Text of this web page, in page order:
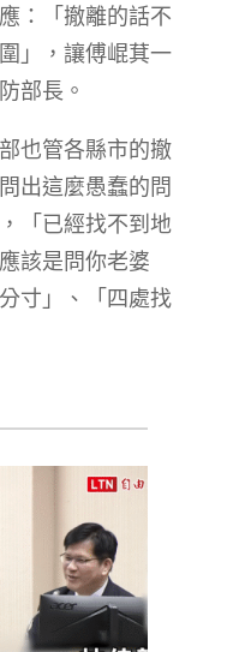
：「撤離的話不
」，讓傅崐萁一
部長。
也管各縣市的撤
出這麼愚蠢的問
「已經找不到地
該是問你老婆
寸」、「四處找